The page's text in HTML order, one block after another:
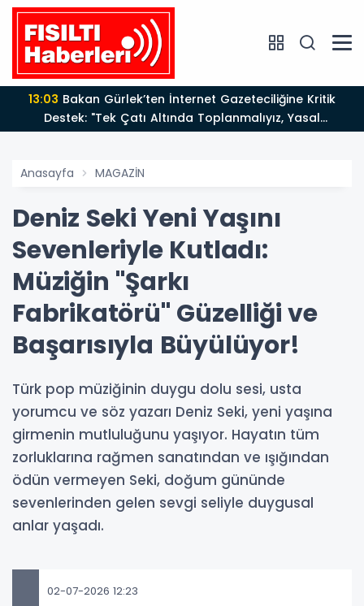
13:03
Destek: "Tek Çatı Altında Toplanmalıyız, Yasal
Düzenlemeye Hazırız"
Anasayfa MAGAZİN
Deniz Seki Yeni Yaşını
Sevenleriyle Kutladı:
Müziğin "Şarkı
Fabrikatörü" Güzelliği ve
Başarısıyla Büyülüyor!
Türk pop müziğinin duygu dolu sesi, usta
yorumcu ve söz yazarı Deniz Seki, yeni yaşına
girmenin mutluluğunu yaşıyor. Hayatın tüm
zorluklarına rağmen sanatından ve ışığından
ödün vermeyen Seki, doğum gününde
sevenlerinden gelen sevgi seliyle duygusal
anlar yaşadı.
02-07-2026 12:23